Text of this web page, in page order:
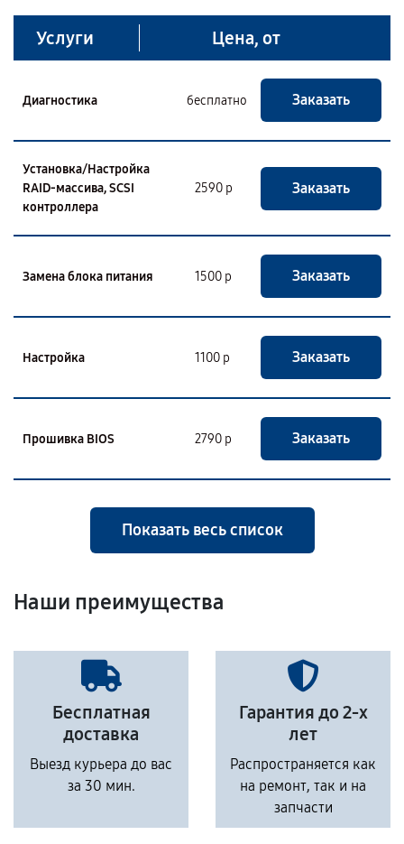
Услуги Цена, от
Диагностика бесплатно Заказать
Установка/Настройка
RAID-массива, SCSI
контроллера
2590 р Заказать
Замена блока питания 1500 р Заказать
Настройка 1100 р Заказать
Прошивка BIOS 2790 р Заказать
Показать весь список
Наши преимущества
Бесплатная
доставка
Выезд курьера до вас
за 30 мин.
Гарантия до 2-х
лет
Распространяется как
на ремонт, так и на
запчасти